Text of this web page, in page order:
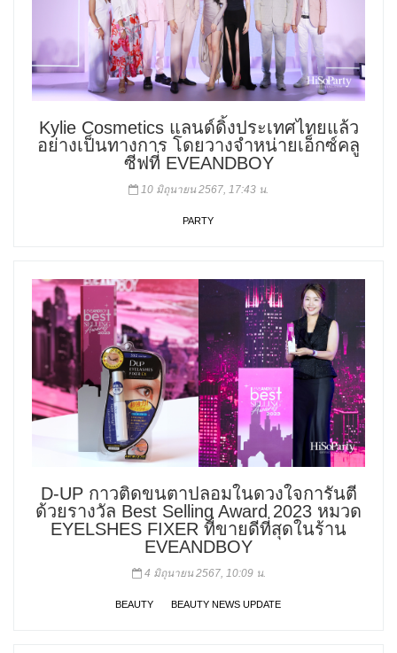
Kylie Cosmetics แลนด์ดิ้งประเทศไทยแล้ว
อย่างเป็นทางการ โดยวางจำหน่ายเอ็กซ์คลู
ซีฟที่ EVEANDBOY
10 มิถุนายน 2567, 17:43 น.
PARTY
D-UP กาวติดขนตาปลอมในดวงใจการันตี
ด้วยรางวัล Best Selling Award 2023 หมวด
EYELSHES FIXER ที่ขายดีที่สุดในร้าน
EVEANDBOY
4 มิถุนายน 2567, 10:09 น.
BEAUTY BEAUTY NEWS UPDATE